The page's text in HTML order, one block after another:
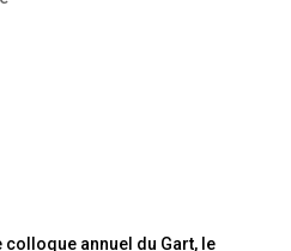
colloque annuel du Gart, le